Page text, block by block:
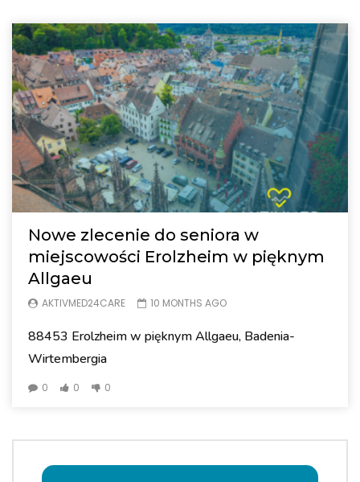
Nowe zlecenie do seniora w
miejscowości Erolzheim w pięknym
Allgaeu
AKTIVMED24CARE 10 MONTHS AGO
88453 Erolzheim w pięknym Allgaeu, Badenia-
Wirtembergia
0 0 0